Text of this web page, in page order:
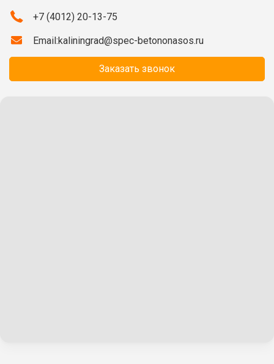
+7 (4012) 20-13-75
Email:kaliningrad@spec-betononasos.ru
Заказать звонок